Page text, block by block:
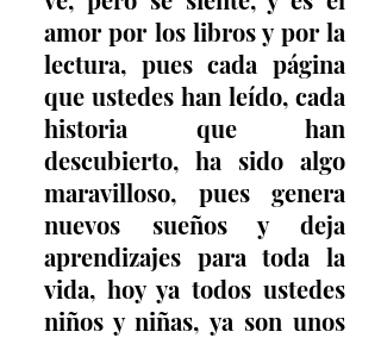
amor por los libros y por la
lectura, pues cada página
que ustedes han leído, cada
historia que han
descubierto, ha sido algo
maravilloso, pues genera
nuevos sueños y deja
aprendizajes para toda la
vida, hoy ya todos ustedes
niños y niñas, ya son unos